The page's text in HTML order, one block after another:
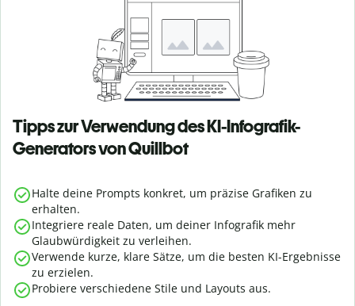
Tipps zur Verwendung des KI-Infografik-
Generators von Quillbot
Halte deine Prompts konkret, um präzise Grafiken zu
erhalten.
Integriere reale Daten, um deiner Infografik mehr
Glaubwürdigkeit zu verleihen.
Verwende kurze, klare Sätze, um die besten KI-Ergebnisse
zu erzielen.
Probiere verschiedene Stile und Layouts aus.